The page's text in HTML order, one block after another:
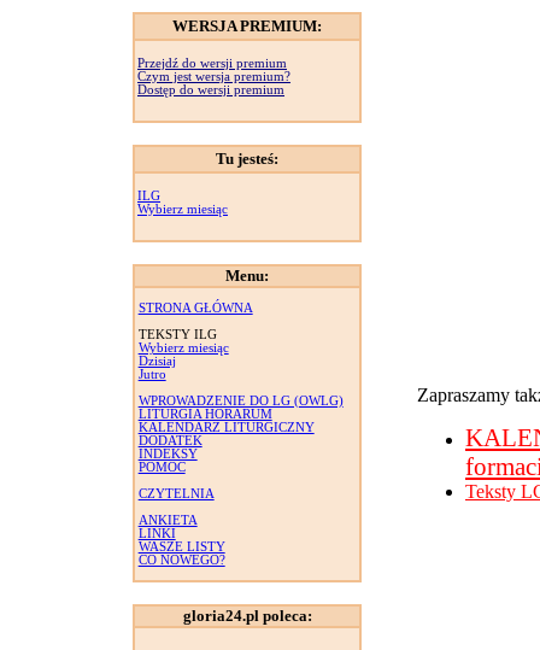
WERSJA PREMIUM:
Przejdź do wersji premium
Czym jest wersja premium?
Dostęp do wersji premium
Tu jesteś:
ILG
Wybierz miesiąc
Menu:
STRONA GŁÓWNA
TEKSTY ILG
Wybierz miesiąc
Dzisiaj
Jutro
WPROWADZENIE DO LG (OWLG)
LITURGIA HORARUM
KALENDARZ LITURGICZNY
DODATEK
INDEKSY
POMOC
CZYTELNIA
ANKIETA
LINKI
WASZE LISTY
CO NOWEGO?
gloria24.pl poleca:
Zapraszamy
Teksty